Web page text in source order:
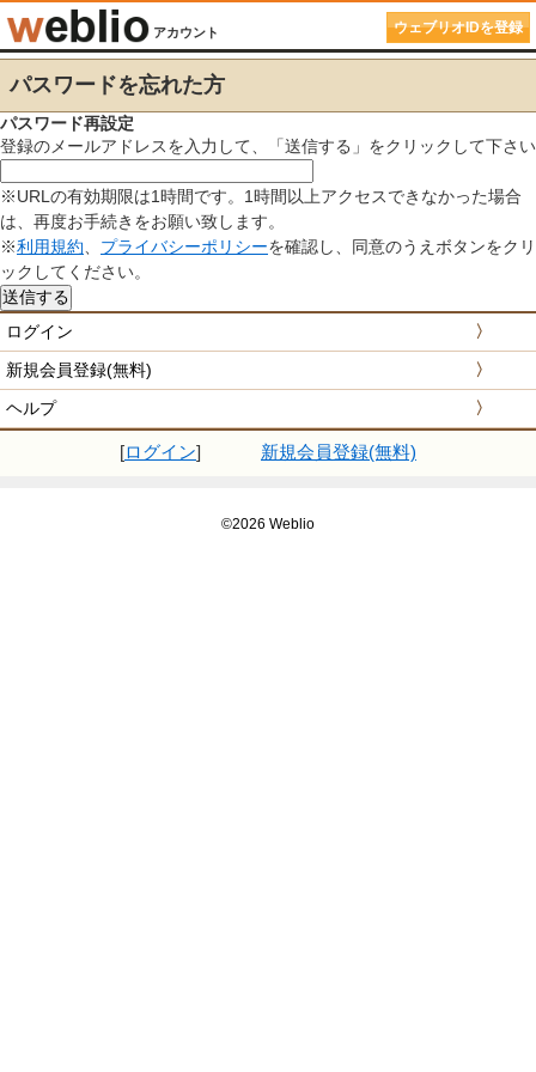
アカウント ウェブリオIDを登録
パスワードを忘れた方
パスワード再設定
登録のメールアドレスを入力して、「送信する」をクリックして下さい
※URLの有効期限は1時間です。1時間以上アクセスできなかった場合
は、再度お手続きをお願い致します。
※利用規約 プライバシーポリシーを確認し、同意のうえボタンをクリ
ックしてください。
ログイン
〉
新規会員登録(無料)
〉
ヘルプ
〉
[ログイン] 新規会員登録(無料)
©2026 Weblio